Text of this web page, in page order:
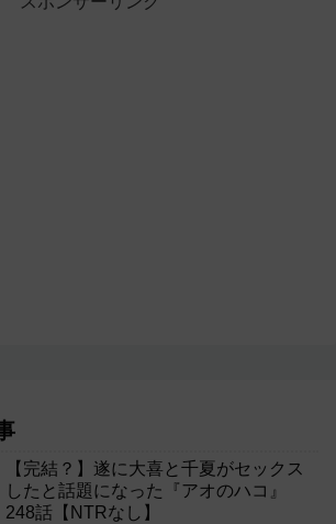
【完結？】遂に大喜と千夏がセックス
したと話題になった『アオのハコ』
248話【NTRなし】